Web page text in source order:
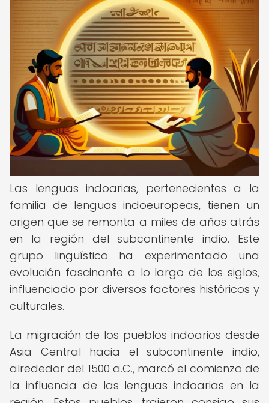
Las lenguas indoarias, pertenecientes a la
familia de lenguas indoeuropeas, tienen un
origen que se remonta a miles de años atrás
en la región del subcontinente indio. Este
grupo lingüístico ha experimentado una
evolución fascinante a lo largo de los siglos,
influenciado por diversos factores históricos y
culturales.
La migración de los pueblos indoarios desde
Asia Central hacia el subcontinente indio,
alrededor del 1500 a.C., marcó el comienzo de
la influencia de las lenguas indoarias en la